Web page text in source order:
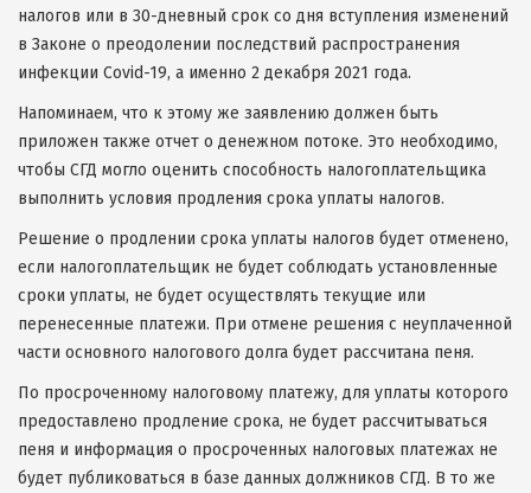
налогов или в 30-дневный срок со дня вступления изменений
в Законе о преодолении последствий распространения
инфекции Covid-19, а именно 2 декабря 2021 года.
Напоминаем, что к этому же заявлению должен быть
приложен также отчет о денежном потоке. Это необходимо,
чтобы СГД могло оценить способность налогоплательщика
выполнить условия продления срока уплаты налогов.
Решение о продлении срока уплаты налогов будет отменено,
если налогоплательщик не будет соблюдать установленные
сроки уплаты, не будет осуществлять текущие или
перенесенные платежи. При отмене решения с неуплаченной
части основного налогового долга будет рассчитана пеня.
По просроченному налоговому платежу, для уплаты которого
предоставлено продление срока, не будет рассчитываться
пеня и информация о просроченных налоговых платежах не
будет публиковаться в базе данных должников СГД. В то же